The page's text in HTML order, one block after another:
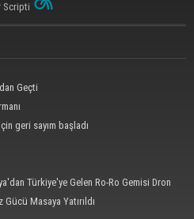
Scripti
Geçti
geri sayım başladı
Türkiye'ye Gelen Ro-Ro Gemisi Dron
Masaya Yatırıldı